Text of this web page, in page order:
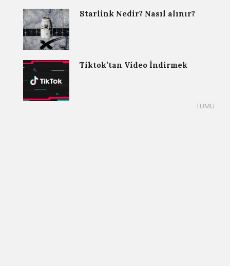
Starlink Nedir? Nasıl alınır?
Tiktok’tan Video İndirmek